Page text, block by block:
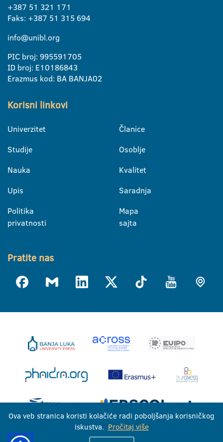
+387 51 321 171
Faks: +387 51 315 694
info@unibl.org
PIC broj: 995591705
ID broj: E10186843
Erazmus kod: BA BANJA02
Korisni linkovi
Univerzitet
Studije
Nauka
Upis
Politika
privatnosti
Članice
Osoblje
Kvalitet
Saradnja
Mapa
sajta
Pratite nas
Ova veb stranica koristi kolačiće radi poboljšanja korisničkog
iskustva. Pročitaj više